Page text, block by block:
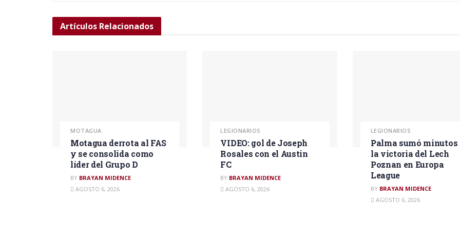
Artículos Relacionados
MOTAGUA
Motagua derrota al FAS
y se consolida como
líder del Grupo D
BY BRAYAN MIDENCE
AGOSTO 6, 2026
LEGIONARIOS
VIDEO: gol de Joseph
Rosales con el Austin
FC
BY BRAYAN MIDENCE
AGOSTO 6, 2026
LEGIONARIOS
Palma sumó minutos
la victoria del Lech
Poznan en Europa
League
BY BRAYAN MIDENCE
AGOSTO 6, 2026